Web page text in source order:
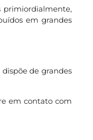
primiordialmente,
em grandes
de grandes
em contato com